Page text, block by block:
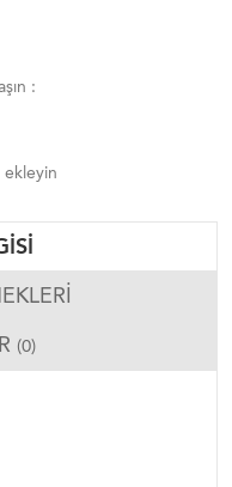
:
ekleyin
(0)